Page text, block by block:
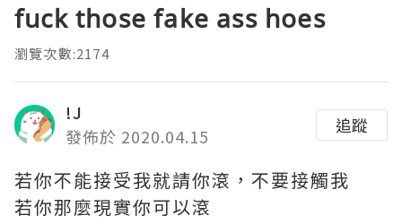
fuck those fake ass hoes
瀏覽次數:2174
!J
發佈於 2020.04.15
追蹤
若你不能接受我就請你滾，不要接觸我
若你那麼現實你可以滾